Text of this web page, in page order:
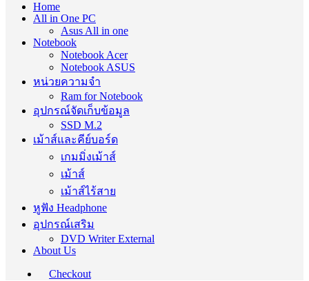
Home
All in One PC
Asus All in one
Notebook
Notebook Acer
Notebook ASUS
หน่วยความจำ
Ram for Notebook
อุปกรณ์จัดเก็บข้อมูล
SSD M.2
เม้าส์และคีย์บอร์ด
เกมมิ่งเม้าส์
เม้าส์
เม้าส์ไร้สาย
หูฟัง Headphone
อุปกรณ์เสริม
DVD Writer External
About Us
Checkout